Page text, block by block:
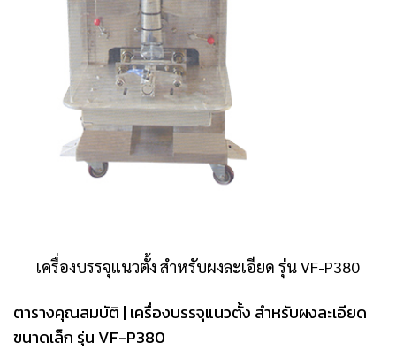
เครื่องบรรจุแนวตั้ง สำหรับผงละเอียด รุ่น VF-P380
ตารางคุณสมบัติ | เครื่องบรรจุแนวตั้ง สำหรับผงละเอียด
ขนาดเล็ก รุ่น VF-P380